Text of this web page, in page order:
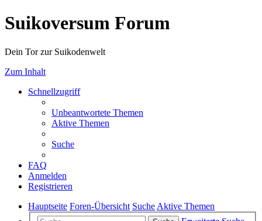
Suikoversum Forum
Dein Tor zur Suikodenwelt
Zum Inhalt
Schnellzugriff
Unbeantwortete Themen
Aktive Themen
Suche
FAQ
Anmelden
Registrieren
Hauptseite Foren-Übersicht Suche Aktive Themen